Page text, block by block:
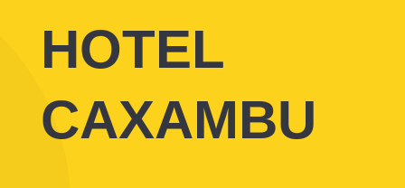
HOTEL
CAXAMBU